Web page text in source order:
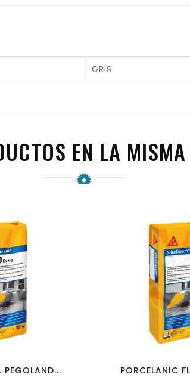
GRIS
EN LA
visibility
PEGOLAND...
favorite_border visibility
PORCELANIC